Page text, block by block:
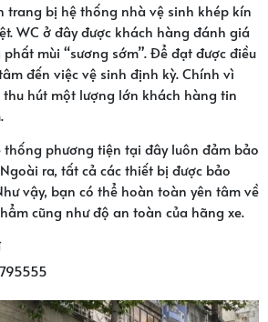
trang bị hệ thống nhà vệ sinh khép kín
WC ở đây được khách hàng đánh giá
mùi “sương sớm”. Để đạt được điều
đến việc vệ sinh định kỳ. Chính vì
thu hút một lượng lớn khách hàng tin
thống phương tiện tại đây luôn đảm bảo
ra, tất cả các thiết bị được bảo
vậy, bạn có thể hoàn toàn yên tâm về
cũng như độ an toàn của hãng xe.